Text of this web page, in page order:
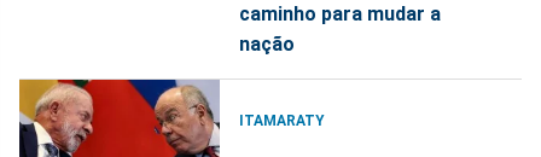
caminho para mudar a
nação
ITAMARATY